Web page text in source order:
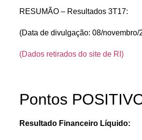
RESUMÃO – Resultados 3T17:
(Data de divulgação: 08/novembro/
(Dados retirados do site de RI)
Pontos
Resultado Financeiro Líquido: